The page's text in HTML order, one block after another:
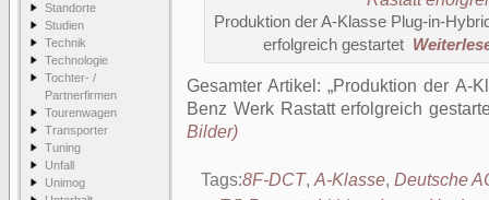
Standorte
Studien
Technik
Technologie
Tochter- /
Partnerfirmen
Tourenwagen
Transporter
Tuning
Unfall
Unimog
Produktion der A-Klasse Plug-in-
erfolgreich gestartet
Gesamter Artikel: Produktion der A-
Benz Werk Rastatt erfolgreich
Bilder)
Tags:8F-DCT, A-Klasse, Deutsche